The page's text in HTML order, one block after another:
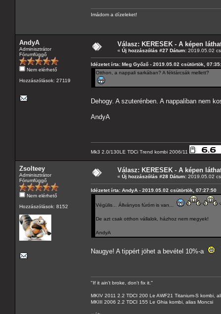
Imádom a dízeleket!
AndyA
Adminisztrátor
Fórumfüggő
Nem elérhető
Hozzászólások: 27119
Válasz: KERESEK - A képen
« Új hozzászólás #27 Dátum: 2019.05.02
Idézetet írta: Meg Győző - 2019.05.02 csütörtök,
Otthon, a nappali sarkában? A féktárcsák mellett?
Dehogy. A szuterénben. A nappaliban nem
AndyA
Mk3 2.0/130LE TDCi Trend kombi 2006/11
Zsolteey
Adminisztrátor
Fórumfüggő
Nem elérhető
Hozzászólások: 8152
Válasz: KERESEK - A képen
« Új hozzászólás #28 Dátum: 2019.05.02
Idézetet írta: AndyA - 2019.05.02 csütörtök, 07:27:50
Végülis... Állványos fúróm is van...
De azt csak otthon vállalok, házhoz nem megyek!
AndyA
Naugye! A tippért jöhet a bevétel 10%-a
"If it ain't broke, don't fix it."
MKIV 2011 2.2 TDCI 200 Le AWF21 Titanium-S kombi,
MKIII 2006 2.2 TDCI 155 Le Ghia kombi, alias Moncsi